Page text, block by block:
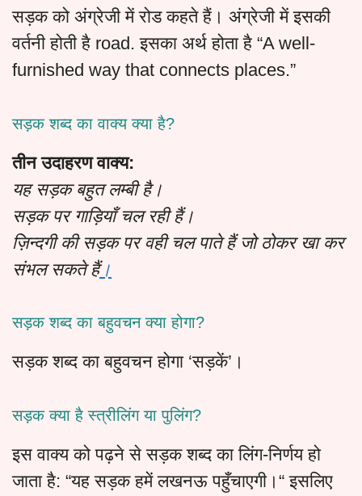
सड़क को अंग्रेजी में रोड कहते हैं। अंग्रेजी में इसकी
वर्तनी होती है road. इसका अर्थ होता है “A well-
furnished way that connects places.”
सड़क शब्द का वाक्य क्या है?
तीन उदाहरण वाक्य:
यह सड़क बहुत लम्बी है।
सड़क पर गाड़ियाँ चल रही हैं।
ज़िन्दगी की सड़क पर वही चल पाते हैं जो ठोकर खा कर
संभल सकते हैं।
सड़क शब्द का बहुवचन क्या होगा?
सड़क शब्द का बहुवचन होगा ‘सड़कें’।
सड़क क्या है स्त्रीलिंग या पुलिंग?
इस वाक्य को पढ़ने से सड़क शब्द का लिंग-निर्णय हो
जाता है: “यह सड़क हमें लखनऊ पहुँचाएगी।“ इसलिए